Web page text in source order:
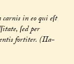
in eo qui eſt
ſed per
fortiter. (IIa-